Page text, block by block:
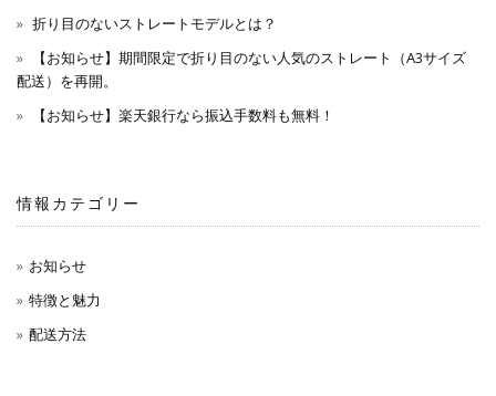
折り目のないストレートモデルとは？
【お知らせ】期間限定で折り目のない人気のストレート（A3サイズ
配送）を再開。
【お知らせ】楽天銀行なら振込手数料も無料！
情報カテゴリー
お知らせ
特徴と魅力
配送方法